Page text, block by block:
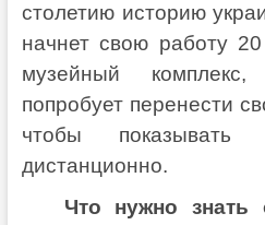
столетию историю
начнет свою работу
музейный
попробует перенести
чтобы показывать
дистанционно.
Что нужно знать